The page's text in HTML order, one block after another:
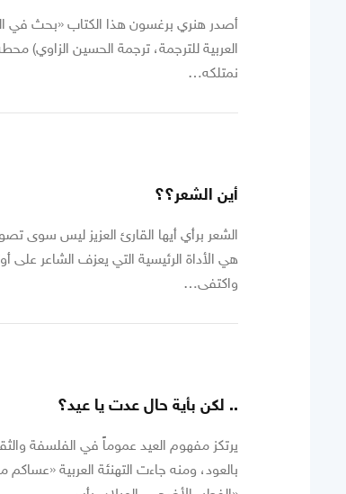
أصدر هنري برغسون هذا الكتاب «بحث في
العربية للترجمة، ترجمة الحسين
نمتلكه…
أين الشعر؟؟
الشعر برأي أيها القارئ العزيز ليس سوى
هي الأداة الرئيسية التي يعزف الشاعر على
واكتفى…
.. لكن بأية حال عدت يا عيد؟
يرتكز مفهوم العيد عموماً في الفلسفة
بالعود، ومنه جاءت التهنئة العربية